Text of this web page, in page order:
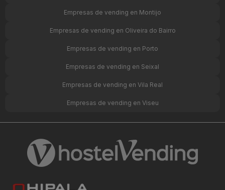
Empresas de vending en Montijo
Empresas de vending en Oliveira do Bairro
Empresas de vending en Porto
Empresas de vending en Seixal
Empresas de vending en Vila Real
Empresas de vending en Viseu